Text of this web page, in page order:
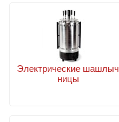
Электрические шашлыч
ницы